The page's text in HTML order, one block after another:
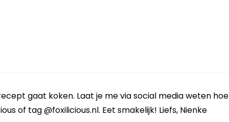
gaat koken. Laat je me via social media weten hoe
of tag @foxilicious.nl. Eet smakelijk! Liefs, Nienke